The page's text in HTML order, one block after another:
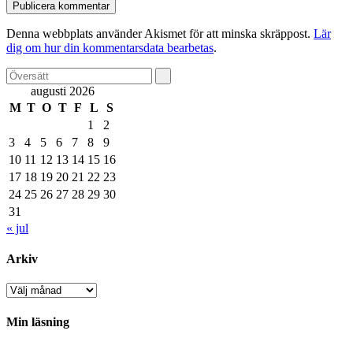
Denna webbplats använder Akismet för att minska skräppost. Lär
dig om hur din kommentarsdata bearbetas.
augusti 2026
M T O T F L
S
1
2
3
4 5 6 7 8
9
10 11 12 13 14 15 16
17 18 19 20 21 22 23
24 25 26 27 28 29 30
31
« jul
Arkiv
Arkiv
Min läsning